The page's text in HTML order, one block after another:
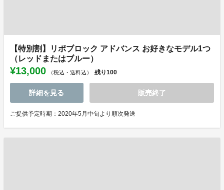
【特別割】リポブロック アドバンス お好きなモデル1つ
（レッドまたはブルー）
¥13,000 （税込・送料込） 残り100
詳細を見る 販売終了
ご提供予定時期：2020年5月中旬より順次発送